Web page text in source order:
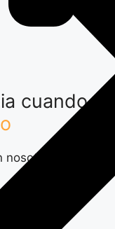
cuando